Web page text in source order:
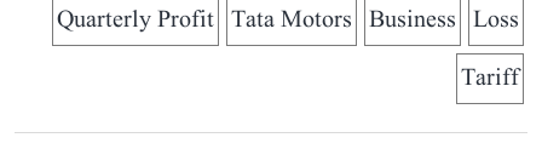
Loss
Business
Tata Motors
Quarterly Profit
Tariff